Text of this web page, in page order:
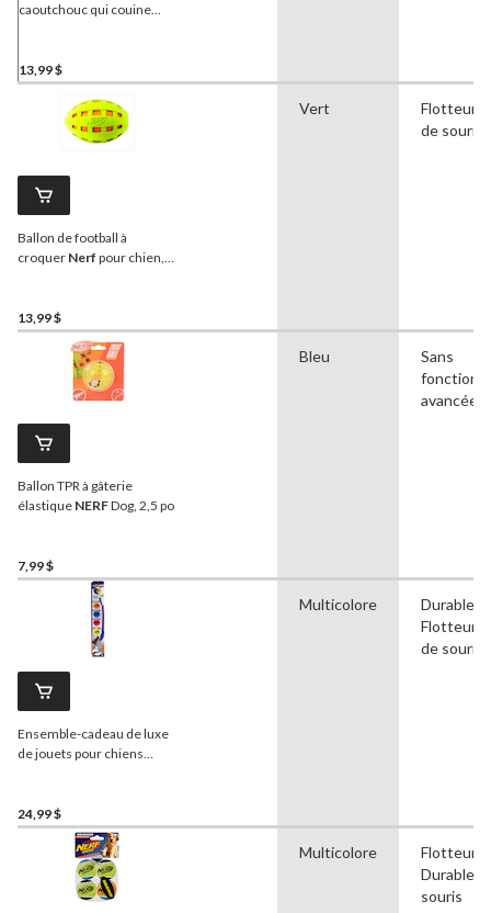
caoutchouc qui couine
13,99 $
Ballon de football à
croquer Nerf pour chien,
13,99 $
Vert
de souris,
Ballon TPR à gâterie
élastique NERFDog, 2,5 po
7,99 $
Bleu
Sans
avancées
Ensemble-cadeau de luxe
de jouets pour chiens
24,99 $
Multicolore
Durable,
de souris
Multicolore
Flotteurs,
Durable,
souris